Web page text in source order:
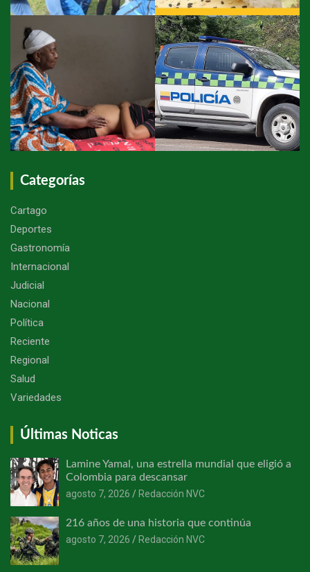
Categorías
Cartago
Deportes
Gastronomía
Internacional
Judicial
Nacional
Política
Reciente
Regional
Salud
Variedades
Últimas Noticas
Lamine Yamal, una estrella mundial que eligió a
Colombia para descansar
agosto 7, 2026
Redacción NVC
216 años de una historia que continúa
agosto 7, 2026
Redacción NVC